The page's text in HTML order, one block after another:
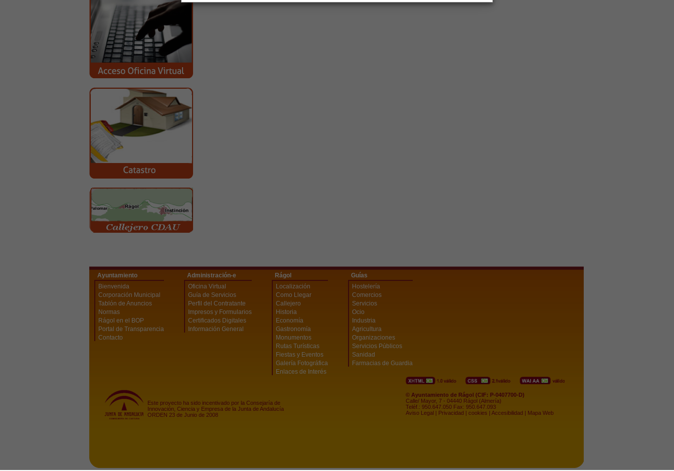
Ayuntamiento
Bienvenida
Corporación Municipal
Tablón de Anuncios
Normas
Rágol en el BOP
Portal de Transparencia
Contacto
Administración-e
Oficina Virtual
Guía de Servicios
Perfil del Contratante
Impresos y Formularios
Certificados Digitales
Información General
Rágol
Localización
Como Llegar
Callejero
Historia
Economía
Gastronomía
Monumentos
Rutas Turísticas
Fiestas y Eventos
Galería Fotográfica
Enlaces de Interés
Guías
Hostelería
Comercios
Servicios
Ocio
Industria
Agricultura
Organizaciones
Servicios Públicos
Sanidad
Farmacias de Guardia
Este proyecto ha sido incentivado por la Consejaría de
Innovación, Ciencia y Empresa de la Junta de Andalucía
ORDEN 23 de Junio de 2008
© Ayuntamiento de Rágol (CIF: P-0407700-D)
Calle/ Mayor, 7 - 04440 Rágol (Almería)
Teléf.: 950.647.050 Fax: 950.647.093
Aviso Legal | Privacidad | cookies | Accesibilidad | Mapa Web